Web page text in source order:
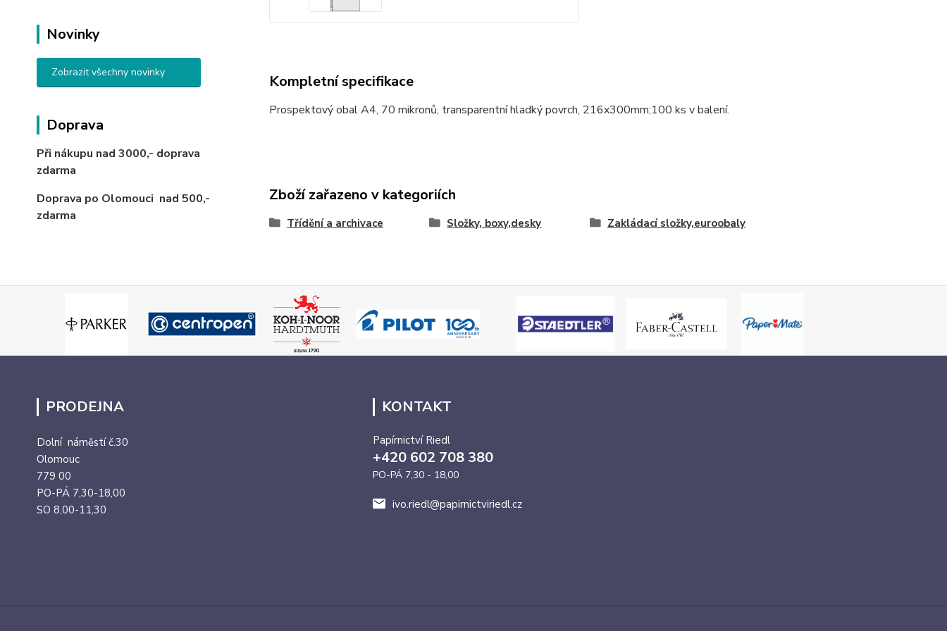
Novinky
Zobrazit všechny novinky
Doprava
Při nákupu nad 3000,- doprava
zdarma
Doprava po Olomouci nad 500,-
zdarma
Kompletní specifikace
Prospektový obal A4, 70 mikronů, transparentní hladký povrch, 216x300mm;100 ks v balení.
Zboží zařazeno v kategoriích
Třídění a archivace Složky, boxy,desky Zakládací složky,euroobaly
PRODEJNA
Dolní náměstí č.30
Olomouc
779 00
PO-PÁ 7,30-18,00
SO 8,00-11,30
KONTAKT
Papírnictví Riedl
+420 602 708 380
PO-PÁ 7,30 - 18,00
ivo.riedl@papirnictviriedl.cz